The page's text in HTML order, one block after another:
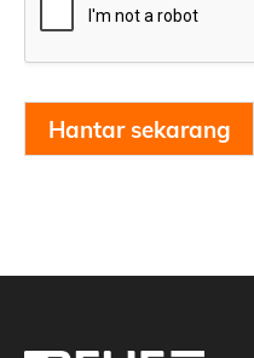
Hantar sekarang